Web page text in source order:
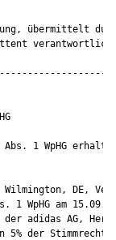
übermittelt
1 WpHG
Wilmington, DE,
1 WpHG am
adidas AG,
der Stimmrechte